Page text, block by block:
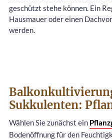
geschützt stehe können. Ein
Hausmauer oder einen
werden.
Sukkulenten:
Wählen Sie zunächst ein
Bodenöffnung für den